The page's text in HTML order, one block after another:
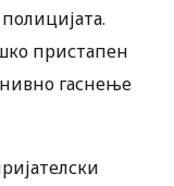
пристапен
гаснење